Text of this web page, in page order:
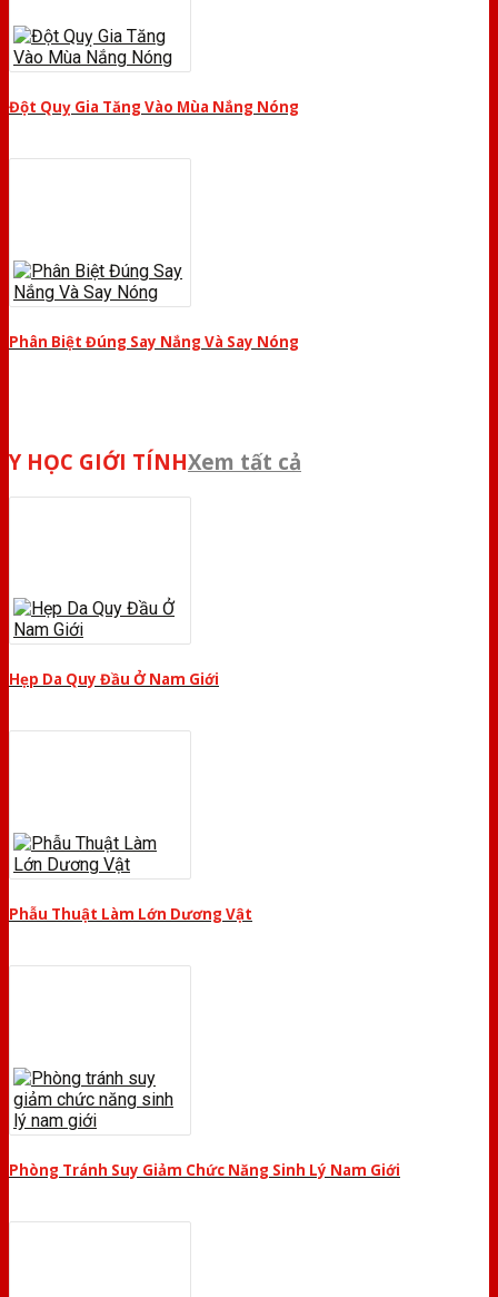
Đột Quỵ Gia Tăng Vào Mùa Nắng Nóng
Phân Biệt Đúng Say Nắng Và Say Nóng
Y HỌC GIỚI TÍNHXem tất cả
Hẹp Da Quy Đầu Ở Nam Giới
Phẫu Thuật Làm Lớn Dương Vật
Phòng Tránh Suy Giảm Chức Năng Sinh Lý Nam Giới